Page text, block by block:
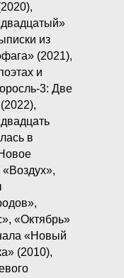
из
(2021),
и
3: Две
в
«Октябрь»
«Новый
(2010),